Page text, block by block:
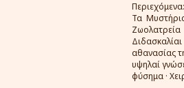
Περιεχόμενα:
Τα
αθανασίας
υψηλαί
φύσημα ·